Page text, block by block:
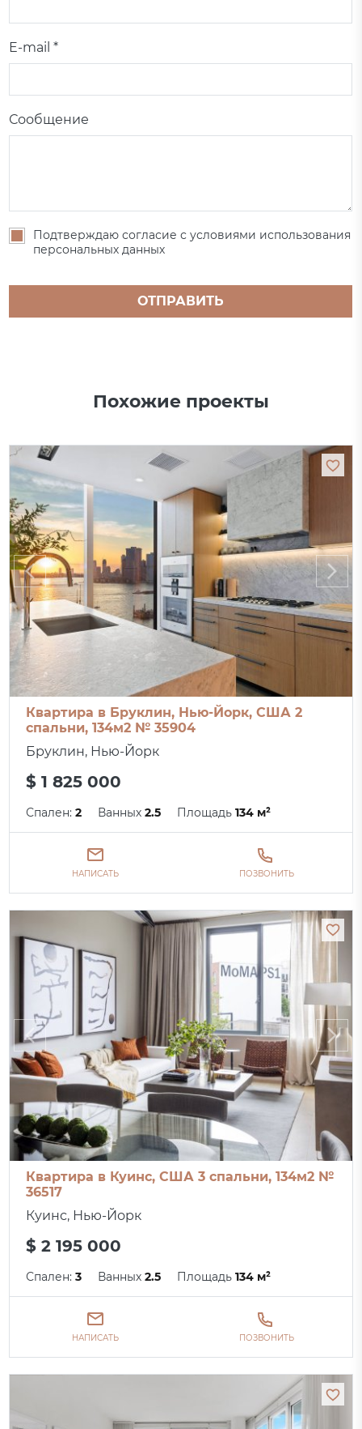
E-mail *
Сообщение
Подтверждаю согласие с условиями использования
персональных данных
ОТПРАВИТЬ
Похожие проекты
Квартира в Бруклин, Нью-Йорк, США 2
спальни, 134м2 № 35904
Бруклин, Нью-Йорк
$ 1 825 000
Спален:2 Ванных2.5 Площадь134 м²
НАПИСАТЬ ПОЗВОНИТЬ
Квартира в Куинс, США 3 спальни, 134м2 №
36517
Куинс, Нью-Йорк
$ 2 195 000
Спален:3 Ванных2.5 Площадь134 м²
НАПИСАТЬ ПОЗВОНИТЬ